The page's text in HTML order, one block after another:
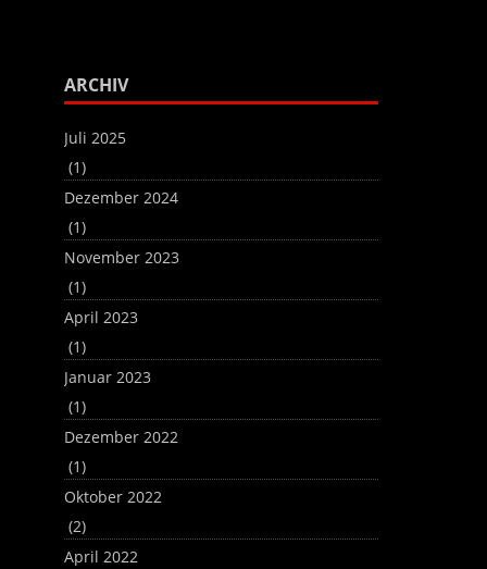
zu
ARCHIV
Juli 2025
(1)
Dezember 2024
(1)
November 2023
(1)
April 2023
(1)
Januar 2023
(1)
Dezember 2022
(1)
Oktober 2022
(2)
April 2022